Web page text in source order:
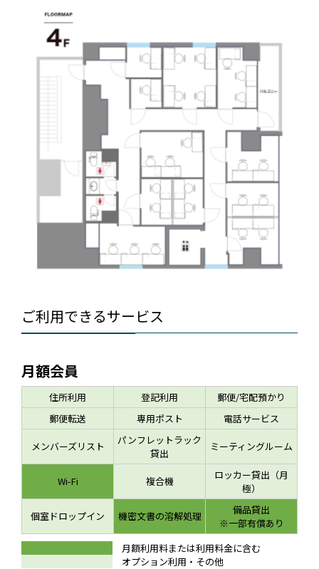
ご利用できるサービス
月額会員
住所利用 登記利用
郵便/宅配預かり
郵便転送
専用ポスト 電話サービス
メンバーズリスト
パンフレットラック
貸出
ミーティングルーム
Wi-Fi 複合機
ロッカー貸出（月
極）
個室ドロップイン 機密文書の溶解処理
備品貸出
※一部有償あり
月額利用料または利用料金に含む
オプション利用・その他